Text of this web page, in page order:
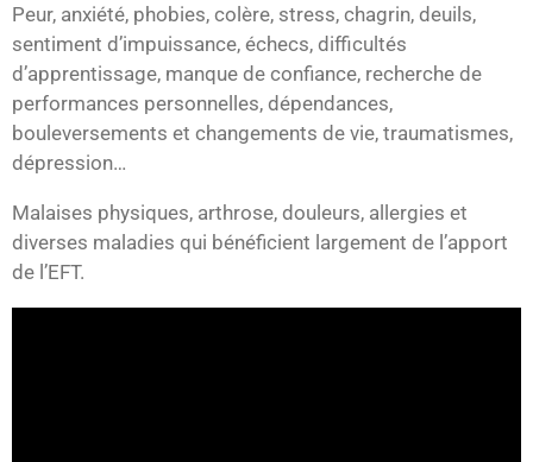
Peur, anxiété, phobies, colère, stress, chagrin, deuils,
sentiment d’impuissance, échecs, difficultés
d’apprentissage, manque de confiance, recherche de
performances personnelles, dépendances,
bouleversements et changements de vie, traumatismes,
dépression…
Malaises physiques, arthrose, douleurs, allergies et
diverses maladies qui bénéficient largement de l’apport
de l’EFT.